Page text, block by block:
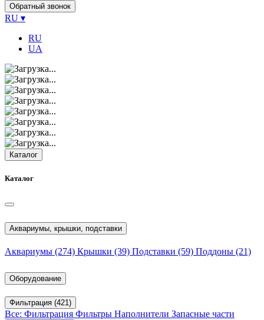
Обратный звонок
RU ▾
RU
UA
Каталог
Каталог
Аквариумы, крышки, подставки
Аквариумы (274) Крышки (39) Подставки (59) Поддоны (21)
Оборудование
Фильтрация (421)
Все: Фильтрация Фильтры Наполнители Запасные части